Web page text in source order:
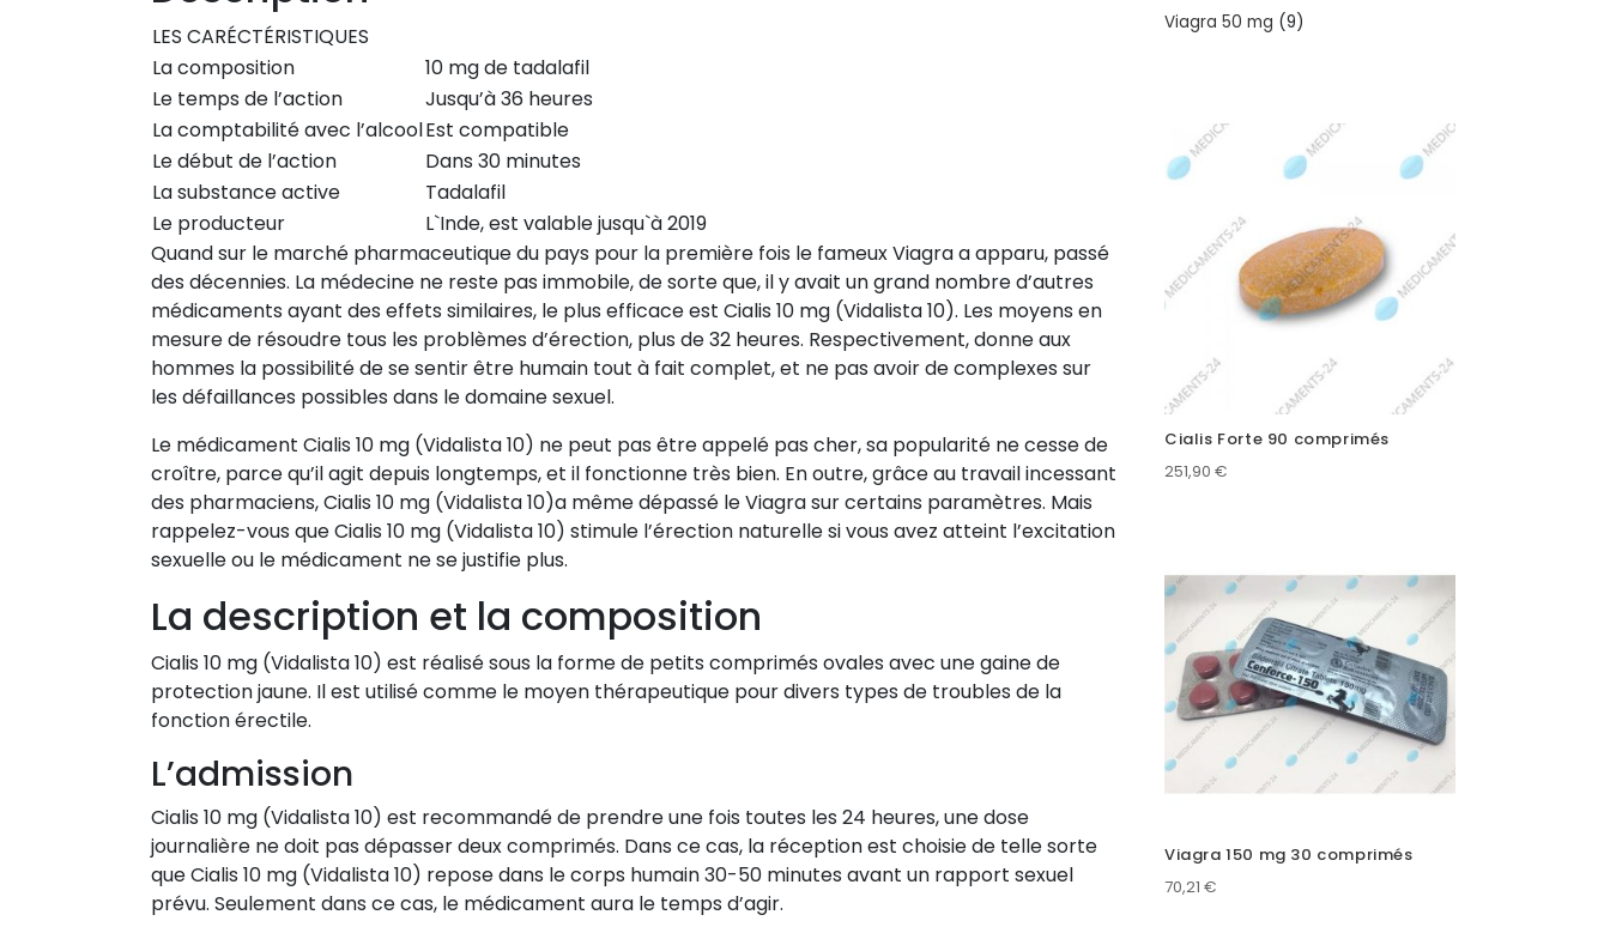
LES CARÉCTÉRISTIQUES
La composition
10 mg de tadalafil
Le temps de l’action
Jusqu’à 36 heures
La comptabilité avec l’alcoolEst compatible
Le début de l’action
Dans 30 minutes
La substance active
Tadalafil
Le producteur
L`Inde, est valable jusqu`à 2019
Quand sur le marché pharmaceutique du pays pour la première fois le fameux Viagra a apparu, passé
des décennies. La médecine ne reste pas immobile, de sorte que, il y avait un grand nombre d’autres
médicaments ayant des effets similaires, le plus efficace est Cialis 10 mg (Vidalista 10). Les moyens en
mesure de résoudre tous les problèmes d’érection, plus de 32 heures. Respectivement, donne aux
hommes la possibilité de se sentir être humain tout à fait complet, et ne pas avoir de complexes sur
les défaillances possibles dans le domaine sexuel.
Le médicament Cialis 10 mg (Vidalista 10) ne peut pas être appelé pas cher, sa popularité ne cesse de
croître, parce qu’il agit depuis longtemps, et il fonctionne très bien. En outre, grâce au travail incessant
des pharmaciens, Cialis 10 mg (Vidalista 10)a même dépassé le Viagra sur certains paramètres. Mais
rappelez-vous que Cialis 10 mg (Vidalista 10) stimule l’érection naturelle si vous avez atteint l’excitation
sexuelle ou le médicament ne se justifie plus.
La description et la composition
Cialis 10 mg (Vidalista 10) est réalisé sous la forme de petits comprimés ovales avec une gaine de
protection jaune. Il est utilisé comme le moyen thérapeutique pour divers types de troubles de la
fonction érectile.
L’admission
Cialis 10 mg (Vidalista 10) est recommandé de prendre une fois toutes les 24 heures, une dose
journalière ne doit pas dépasser deux comprimés. Dans ce cas, la réception est choisie de telle sorte
que Cialis 10 mg (Vidalista 10) repose dans le corps humain 30-50 minutes avant un rapport sexuel
prévu. Seulement dans ce cas, le médicament aura le temps d’agir.
products
Viagra 50 mg 99
Cialis Forte 90 comprimés
251,90 €
Viagra 150 mg 30 comprimés
70,21 €